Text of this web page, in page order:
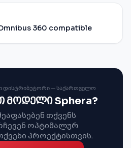
360 compatible
ᲓᲘᲡᲢᲠᲘᲑᲣᲢᲝᲠᲘ — ᲡᲐᲥᲐᲠᲗᲕᲔᲚᲝ
მოდელი Sphera?
თქვენს
ოპტიმალურ
პროექტისთვის.